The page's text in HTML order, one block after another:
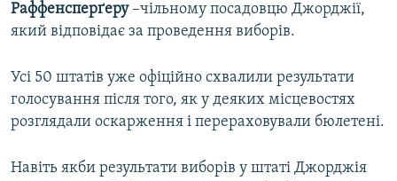
Раффенсперґеру–чільному посадовцю Джорджії,
який відповідає за проведення виборів.
Усі 50 штатів уже офіційно схвалили результати
голосування після того, як у деяких місцевостях
розглядали оскарження і перераховували бюлетені.
Навіть якби результати виборів у штаті Джорджія